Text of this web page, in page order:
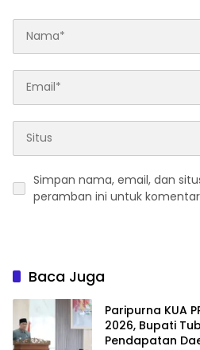
Simpan nama, email, dan
peramban ini untuk
Baca Juga
Paripurna KUA
2026, Bupati
Pendapatan